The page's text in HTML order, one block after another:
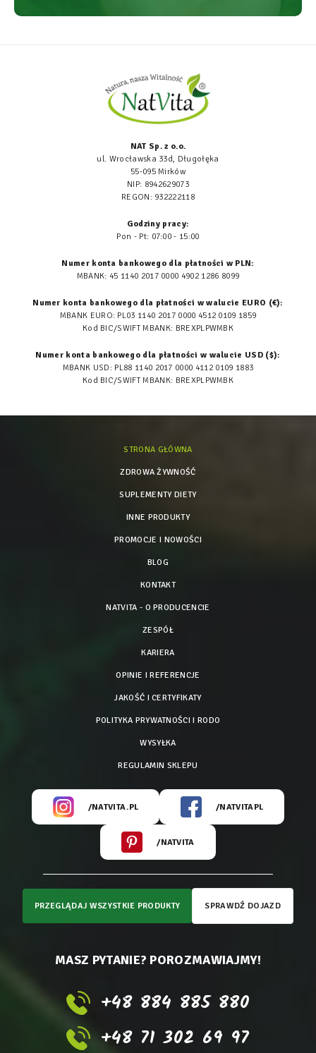
NAT Sp. z o.o.
ul. Wrocławska 33d, Długołęka
55-095 Mirków
NIP: 8942629073
REGON: 932222118
Godziny pracy:
Pon - Pt: 07:00 - 15:00
Numer konta bankowego dla płatności w PLN:
MBANK: 45 1140 2017 0000 4902 1286 8099
Numer konta bankowego dla płatności w walucie EURO (€):
MBANK EURO: PL03 1140 2017 0000 4512 0109 1859
Kod BIC/SWIFT MBANK: BREXPLPWMBK
Numer konta bankowego dla płatności w walucie USD ($):
MBANK USD: PL88 1140 2017 0000 4112 0109 1883
Kod BIC/SWIFT MBANK: BREXPLPWMBK
STRONA GŁÓWNA
ZDROWA ŻYWNOŚĆ
SUPLEMENTY DIETY
INNE PRODUKTY
PROMOCJE I NOWOŚCI
BLOG
KONTAKT
NATVITA - O PRODUCENCIE
ZESPÓŁ
KARIERA
OPINIE I REFERENCJE
JAKOŚĆ I CERTYFIKATY
POLITYKA PRYWATNOŚCI I RODO
WYSYŁKA
REGULAMIN SKLEPU
/NATVITA.PL /NATVITAPL
/NATVITA
PRZEGLĄDAJ WSZYSTKIE PRODUKTY SPRAWDŹ DOJAZD
MASZ PYTANIE? POROZMAWIAJMY!
+48 884 885 880
+48 71 302 69 97